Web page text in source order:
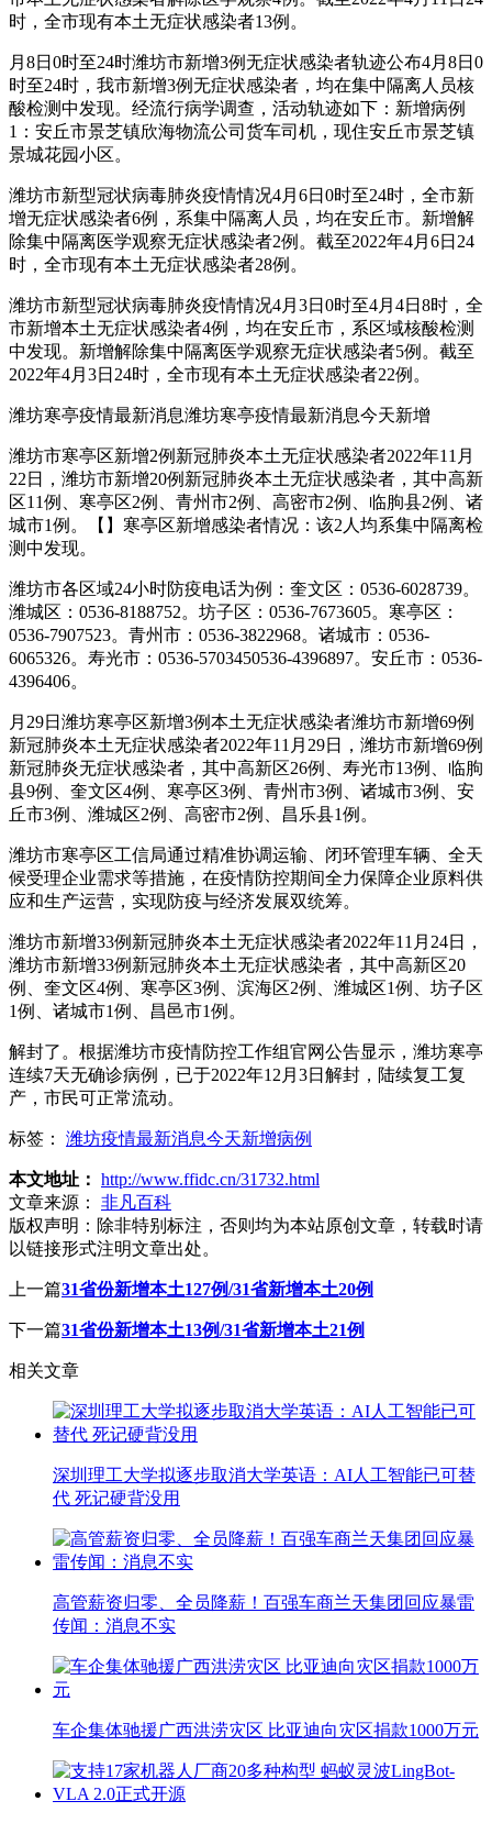
时，全市现有本土无症状感染者13例。
月8日0时至24时潍坊市新增3例无症状感染者轨迹公布4月8日0
时至24时，我市新增3例无症状感染者，均在集中隔离人员核
酸检测中发现。经流行病学调查，活动轨迹如下：新增病例
1：安丘市景芝镇欣海物流公司货车司机，现住安丘市景芝镇
景城花园小区。
潍坊市新型冠状病毒肺炎疫情情况4月6日0时至24时，全市新
增无症状感染者6例，系集中隔离人员，均在安丘市。新增解
除集中隔离医学观察无症状感染者2例。截至2022年4月6日24
时，全市现有本土无症状感染者28例。
潍坊市新型冠状病毒肺炎疫情情况4月3日0时至4月4日8时，全
市新增本土无症状感染者4例，均在安丘市，系区域核酸检测
中发现。新增解除集中隔离医学观察无症状感染者5例。截至
2022年4月3日24时，全市现有本土无症状感染者22例。
潍坊寒亭疫情最新消息潍坊寒亭疫情最新消息今天新增
潍坊市寒亭区新增2例新冠肺炎本土无症状感染者2022年11月
22日，潍坊市新增20例新冠肺炎本土无症状感染者，其中高新
区11例、寒亭区2例、青州市2例、高密市2例、临朐县2例、诸
城市1例。【】寒亭区新增感染者情况：该2人均系集中隔离检
测中发现。
潍坊市各区域24小时防疫电话为例：奎文区：0536-6028739。
潍城区：0536-8188752。坊子区：0536-7673605。寒亭区：
0536-7907523。青州市：0536-3822968。诸城市：0536-
6065326。寿光市：0536-5703450536-4396897。安丘市：0536-
4396406。
月29日潍坊寒亭区新增3例本土无症状感染者潍坊市新增69例
新冠肺炎本土无症状感染者2022年11月29日，潍坊市新增69例
新冠肺炎无症状感染者，其中高新区26例、寿光市13例、临朐
县9例、奎文区4例、寒亭区3例、青州市3例、诸城市3例、安
丘市3例、潍城区2例、高密市2例、昌乐县1例。
潍坊市寒亭区工信局通过精准协调运输、闭环管理车辆、全天
候受理企业需求等措施，在疫情防控期间全力保障企业原料供
应和生产运营，实现防疫与经济发展双统筹。
潍坊市新增33例新冠肺炎本土无症状感染者2022年11月24日，
潍坊市新增33例新冠肺炎本土无症状感染者，其中高新区20
例、奎文区4例、寒亭区3例、滨海区2例、潍城区1例、坊子区
1例、诸城市1例、昌邑市1例。
解封了。根据潍坊市疫情防控工作组官网公告显示，潍坊寒亭
连续7天无确诊病例，已于2022年12月3日解封，陆续复工复
产，市民可正常流动。
标签： 潍坊疫情最新消息今天新增病例
本文地址： http://www.ffidc.cn/31732.html
文章来源：
非凡百科
版权声明： 除非特别标注，否则均为本站原创文章，转载时请
以链接形式注明文章出处。
上一篇31省份新增本土127例/31省新增本土20例
下一篇31省份新增本土13例/31省新增本土21例
相关文章
深圳理工大学拟逐步取消大学英语：AI人工智能已可替
代 死记硬背没用
高管薪资归零、全员降薪！百强车商兰天集团回应暴雷
传闻：消息不实
车企集体驰援广西洪涝灾区 比亚迪向灾区捐款1000万元